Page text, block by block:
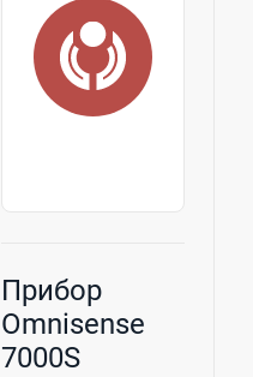
Прибор
Omnisense
7000S